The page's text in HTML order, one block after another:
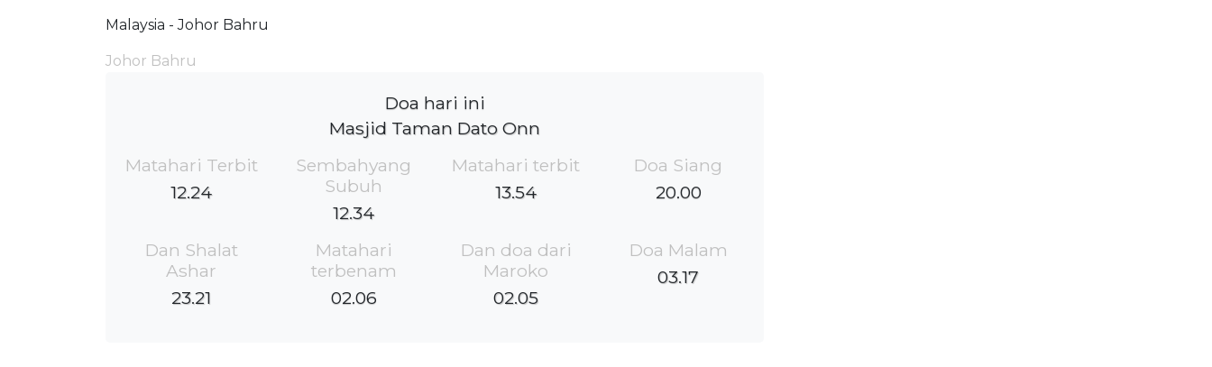
Malaysia - Johor Bahru
Johor Bahru
Doa hari ini
Masjid Taman Dato Onn
Matahari Terbit
12.24
Sembahyang
Subuh
12.34
Matahari terbit
13.54
Doa Siang
20.00
Dan Shalat
Ashar
23.21
Matahari
terbenam
02.06
Dan doa dari
Maroko
02.05
Doa Malam
03.17